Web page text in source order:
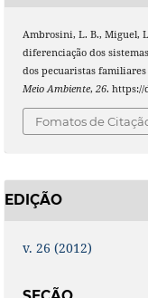
Ambrosini, L. B., Miguel,
diferenciação dos
dos pecuaristas
Meio Ambiente, 26. https://
Fomatos de
EDIÇÃO
v. 26 (2012)